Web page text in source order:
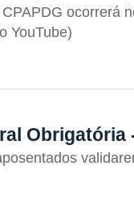
ocorrerá
YouTube)
Obrigatória